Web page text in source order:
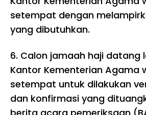
setempat dengan
yang dibutuhkan.
6. Calon jamaah haji datang
Kantor Kementerian Agama
setempat untuk dilakukan
dan konfirmasi yang